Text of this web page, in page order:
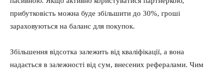
прибутковість можна буде збільшити до 30%, гроші
зараховуються на баланс для покупок.
Збільшення відсотка залежить від кваліфікації, а вона
надається в залежності від сум, внесених рефералами. Чим